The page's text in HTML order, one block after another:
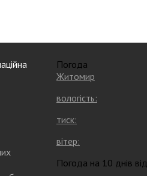
Погода
Житомир
вологість:
тиск:
вітер:
Погода на 10 днів від